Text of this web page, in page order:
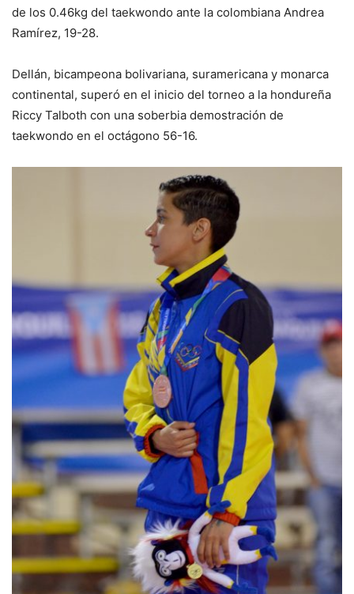
de los 0.46kg del taekwondo ante la colombiana Andrea
Ramírez, 19-28.
Dellán, bicampeona bolivariana, suramericana y monarca
continental, superó en el inicio del torneo a la hondureña
Riccy Talboth con una soberbia demostración de
taekwondo en el octágono 56-16.